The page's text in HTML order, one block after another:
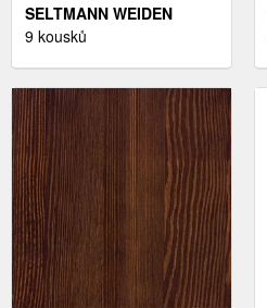
SELTMANN WEIDEN
SERVÍROVACÍ PODNOS,
9 kousků